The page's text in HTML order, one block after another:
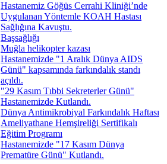
Hastanemiz Göğüs Cerrahi Kliniği’nde
Uygulanan Yöntemle KOAH Hastası
Sağlığına Kavuştu.
Başsağlığı
Muğla helikopter kazası
Hastanemizde "1 Aralık Dünya AIDS
Günü" kapsamında farkındalık standı
açıldı.
"29 Kasım Tıbbi Sekreterler Günü"
Hastanemizde Kutlandı.
Dünya Antimikrobiyal Farkındalık Haftası
Ameliyathane Hemşireliği Sertifikalı
Eğitim Programı
Hastanemizde "17 Kasım Dünya
Prematüre Günü" Kutlandı.